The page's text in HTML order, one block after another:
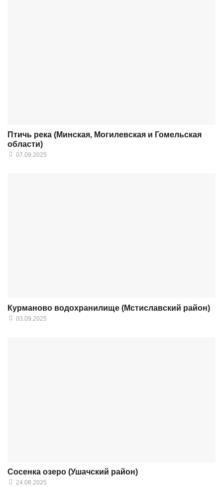
Птичь река (Минская, Могилевская и Гомельская
области)
07.09.2025
Курманово водохранилище (Мстиславский район)
03.09.2025
Сосенка озеро (Ушачский район)
24.08.2025